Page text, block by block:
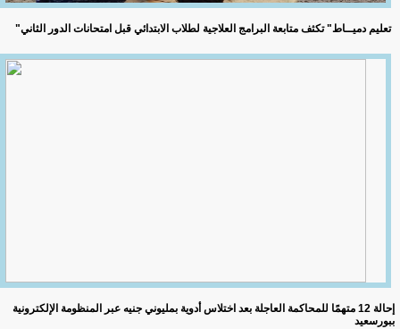
إحالة 12 متهمًا للمحاكمة العاجلة بعد اختلاس أدوية بمليوني جنيه عبر المنظومة الإلكترونية
ببورسعيد